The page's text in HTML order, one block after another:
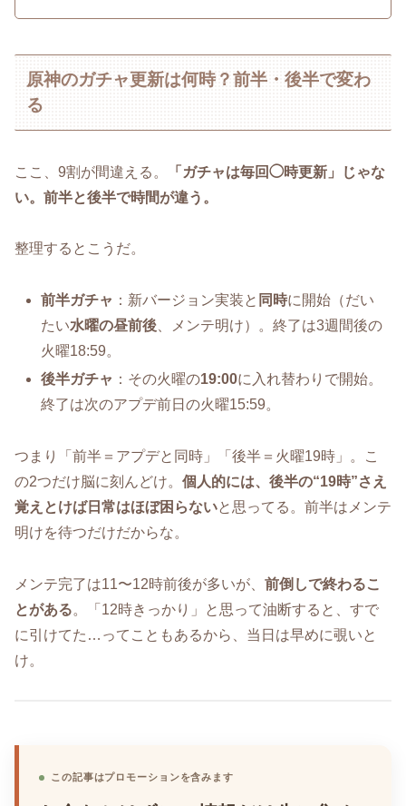
原神のガチャ更新は何時？前半・後半で変わ
る
ここ、9割が間違える。
「ガチャは毎回◯時更新」じゃな
い。前半と後半で時間が違う。
整理するとこうだ。
前半ガチャ ：新バージョン実装と 同時に開始（だい
たい水曜の昼前後 、メンテ明け）。終了は3週間後の
火曜18:59。
後半ガチャ ：その火曜の19:00に入れ替わりで開始。
終了は次のアプデ前日の火曜15:59。
つまり「前半＝アプデと同時」「後半＝火曜19時」。こ
の2つだけ脳に刻んどけ。 個人的には、後半の“19時”さえ
覚えとけば日常はほぼ困らないと思ってる。前半はメンテ
明けを待つだけだからな。
メンテ完了は11〜12時前後が多いが、 前倒しで終わるこ
とがある。「12時きっかり」と思って油断すると、すで
に引けてた…ってこともあるから、当日は早めに覗いと
け。
この記事はプロモーションを含みます